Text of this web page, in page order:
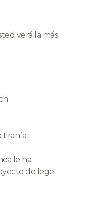
verá la más
tiranía
le ha
de lege